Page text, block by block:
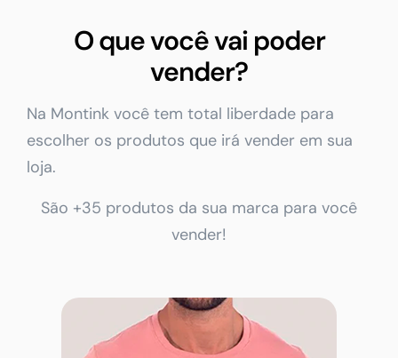
O que você vai poder
vender?
Na Montink você tem total liberdade para
escolher os produtos que irá vender em sua
loja.
São +35 produtos da sua marca para você
vender!